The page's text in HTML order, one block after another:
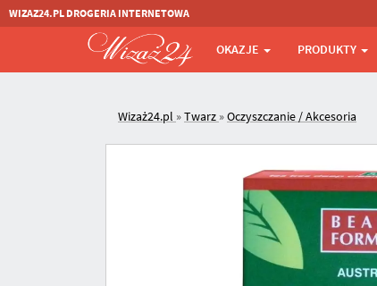
WIZAZ24.PL DROGERIA INTERNETOWA
OKAZJE PRODUKTY
Wizaż24.pl »Twarz »Oczyszczanie / Akcesoria